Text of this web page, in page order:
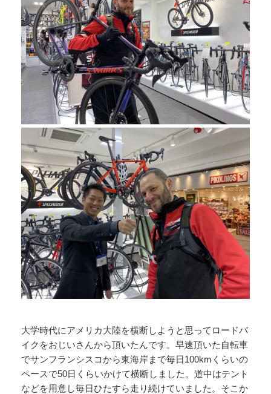
大学時代にアメリカ大陸を横断しようと思ってロードバ
イクをおじいさんから頂いたんです。早速頂いた自転車
でサンフランシスコから東海岸まで毎日100kmくらいの
ペースで50日くらいかけて横断しました。道中はテント
などを用意し毎日ひたすら走り続けていました。そこか